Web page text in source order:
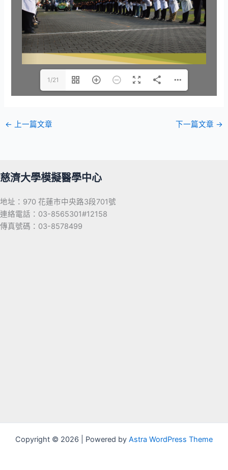
1/21
← 上一篇文章 下一篇文章 →
慈濟大學模擬醫學中心
地址：970 花蓮市中央路3段701號
連絡電話：03-8565301#12158
傳真號碼：03-8578499
Copyright © 2026 | Powered by Astra WordPress Theme